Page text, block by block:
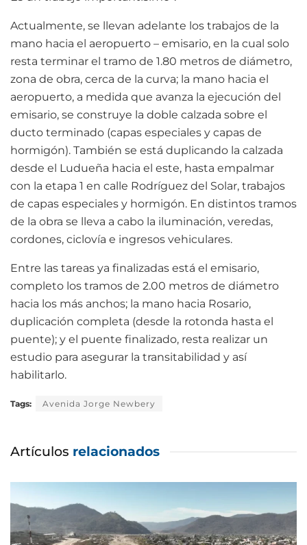
Actualmente, se llevan adelante los trabajos de la
mano hacia el aeropuerto – emisario, en la cual solo
resta terminar el tramo de 1.80 metros de diámetro,
zona de obra, cerca de la curva; la mano hacia el
aeropuerto, a medida que avanza la ejecución del
emisario, se construye la doble calzada sobre el
ducto terminado (capas especiales y capas de
hormigón). También se está duplicando la calzada
desde el Ludueña hacia el este, hasta empalmar
con la etapa 1 en calle Rodríguez del Solar, trabajos
de capas especiales y hormigón. En distintos tramos
de la obra se lleva a cabo la iluminación, veredas,
cordones, ciclovía e ingresos vehiculares.
Entre las tareas ya finalizadas está el emisario,
completo los tramos de 2.00 metros de diámetro
hacia los más anchos; la mano hacia Rosario,
duplicación completa (desde la rotonda hasta el
puente); y el puente finalizado, resta realizar un
estudio para asegurar la transitabilidad y así
habilitarlo.
Tags: Avenida Jorge Newbery
Artículos relacionados